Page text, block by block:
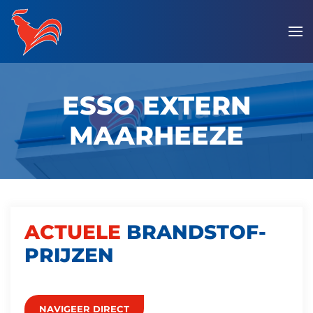
Overslaan
en
naar
inhoud
gaan
ESSO EXTERN
MAARHEEZE
ACTUELE BRANDSTOF­
PRIJZEN
NAVIGEER DIRECT